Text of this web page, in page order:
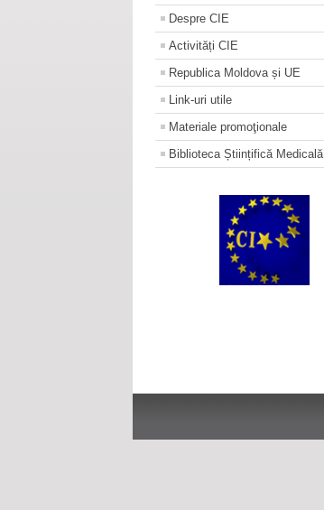
Despre CIE
Activități CIE
Republica Moldova și UE
Link-uri utile
Materiale promoţionale
Biblioteca Științifică Medicală